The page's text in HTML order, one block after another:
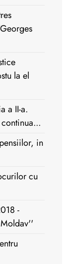
la el
a II-a.
in
cu
-